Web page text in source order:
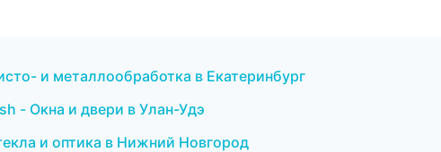
и металлообработка в Екатеринбург
- Окна и двери в Улан-Удэ
и оптика в Нижний Новгород